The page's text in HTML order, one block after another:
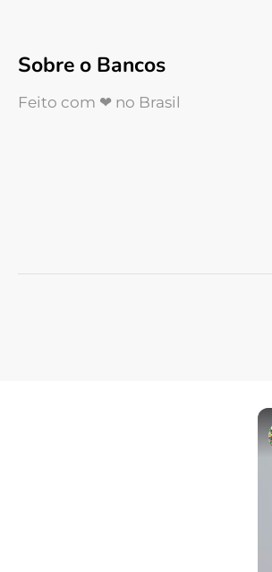
Sobre o Bancos
Feito com ❤ no Brasil